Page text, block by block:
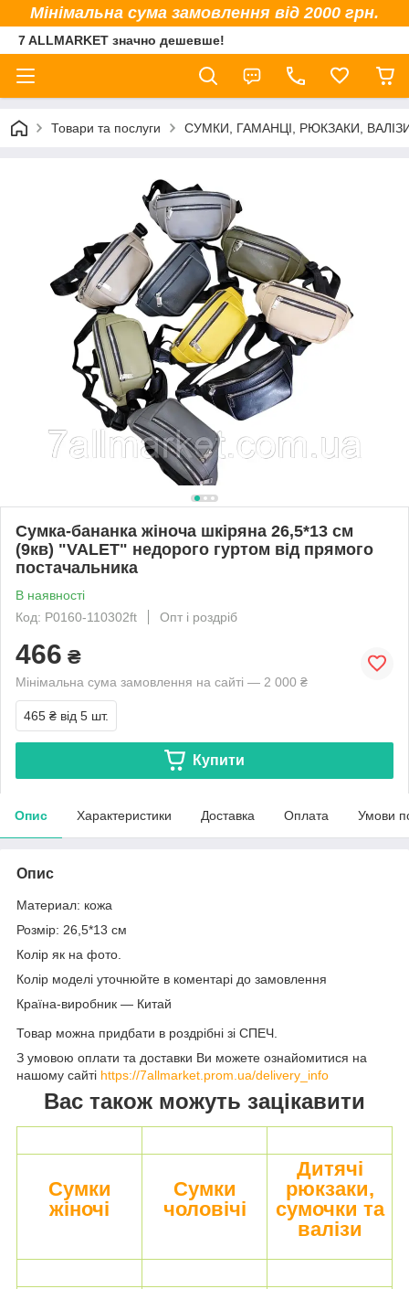
Мінімальна сума замовлення від 2000 грн.
7 ALLMARKET значно дешевше!
Товари та послуги СУМКИ, ГАМАНЦІ, РЮКЗАКИ,
Сумка-бананка жіноча шкіряна 26,5*13 см
(9кв) "VALET" недорого гуртом від прямого
постачальника
В наявності
Код: P0160-110302ft
Опт і роздріб
466 ₴
Мінімальна сума замовлення на сайті — 2 000 ₴
465 ₴ від 5 шт.
Купити
Опис Характеристики Доставка Оплата Умови
Опис
Материал: кожа
Розмір: 26,5*13 см
Колір як на фото.
Колір моделі уточнюйте в коментарі до замовлення
Країна-виробник — Китай
Товар можна придбати в роздрібні зі СПЕЧ.
З умовою оплати та доставки Ви можете ознайомитися на
нашому сайті https://7allmarket.prom.ua/delivery_info
Вас також можуть зацікавити
Сумки
жіночі
Сумки
чоловічі
Дитячі
рюкзаки,
сумочки та
валізи